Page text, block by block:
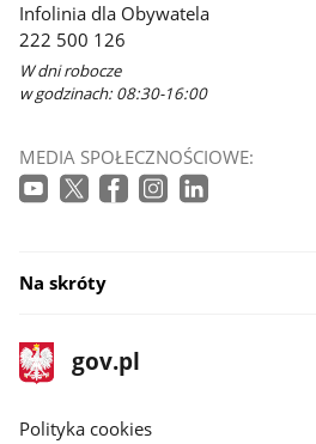
Infolinia dla Obywatela
222 500 126
W dni robocze
w godzinach: 08:30-16:00
MEDIA SPOŁECZNOŚCIOWE:
Na skróty
stopka
gov.pl
Strona
gov.pl
gov.pl
Polityka cookies